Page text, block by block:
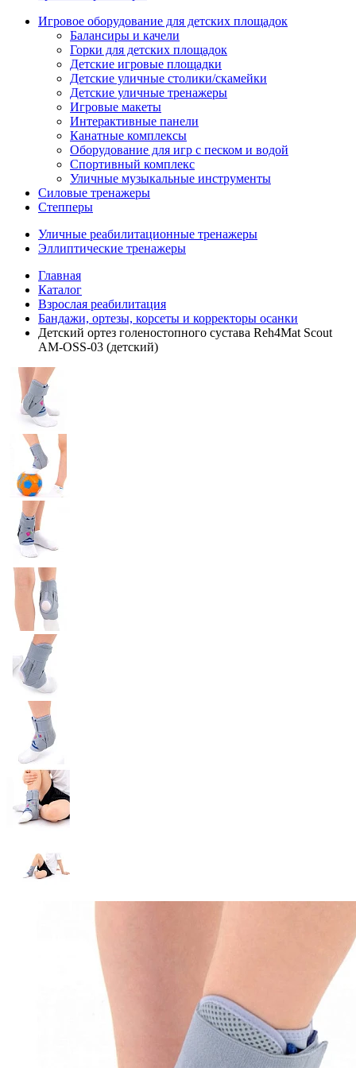
Игровое оборудование для детских площадок
Балансиры и качели
Горки для детских площадок
Детские игровые площадки
Детские уличные столики/скамейки
Детские уличные тренажеры
Игровые макеты
Интерактивные панели
Канатные комплексы
Оборудование для игр с песком и водой
Спортивный комплекс
Уличные музыкальные инструменты
Силовые тренажеры
Степперы
Уличные реабилитационные тренажеры
Эллиптические тренажеры
Главная
Каталог
Взрослая реабилитация
Бандажи, ортезы, корсеты и корректоры осанки
Детский ортез голеностопного сустава Reh4Mat Scout
AM-OSS-03 (детский)